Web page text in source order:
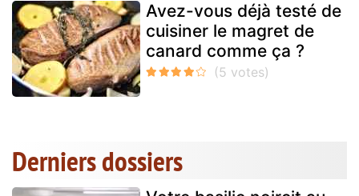
Avez-vous déjà testé de
cuisiner le magret de
canard comme ça ?
Derniers dossiers